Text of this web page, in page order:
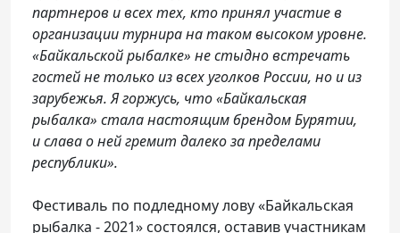
партнеров и всех тех, кто принял участие в
организации турнира на таком высоком уровне.
«Байкальской рыбалке» не стыдно встречать
гостей не только из всех уголков России, но и из
зарубежья. Я горжусь, что «Байкальская
рыбалка» стала настоящим брендом Бурятии,
и слава о ней гремит далеко за пределами
республики».
Фестиваль по подледному лову «Байкальская
рыбалка - 2021» состоялся, оставив участникам